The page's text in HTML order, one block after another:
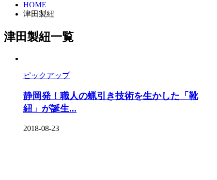
HOME
津田製紐
津田製紐一覧
ピックアップ
静岡発！職人の蝋引き技術を生かした「靴
紐」が誕生...
2018-08-23